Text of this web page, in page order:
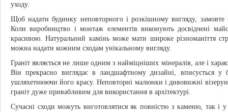
уходу.
Щоб надати будинку неповторного і розкішному вигляду, замовте
Коли виробництво і монтаж елементів виконують досвідчені
красивою. Натуральний камінь може мати широке різноманіття
можна надати кожним сходам унікальному вигляду.
Граніт являється не лише одним з найміцніших мінералів, але і
Він прекрасно виглядає в ландшафтному дизайні, вписується у
ушляхетнюючи його красу. Неповторні малюнки і дивовижні
граніт дуже привабливим для використання в архітектурі.
Сучасні сходи можуть виготовлятися як повністю з каменю, так і